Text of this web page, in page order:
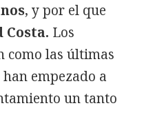
s, y por el que
Los
como las últimas
empezado a
un tanto